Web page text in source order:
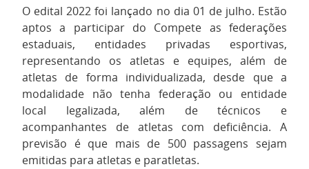
O edital 2022 foi lançado no dia 01 de julho. Estão
aptos a participar do Compete as federações
estaduais, entidades privadas esportivas,
representando os atletas e equipes, além de
atletas de forma individualizada, desde que a
modalidade não tenha federação ou entidade
local legalizada, além de técnicos e
acompanhantes de atletas com deficiência. A
previsão é que mais de 500 passagens sejam
emitidas para atletas e paratletas.